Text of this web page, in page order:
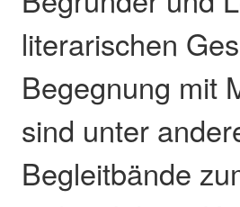
literarischen
Begegnung mit
sind unter
Begleitbände